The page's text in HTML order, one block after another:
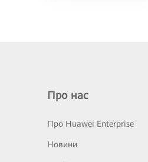
Про нас
Про Huawei Enterprise
Новини